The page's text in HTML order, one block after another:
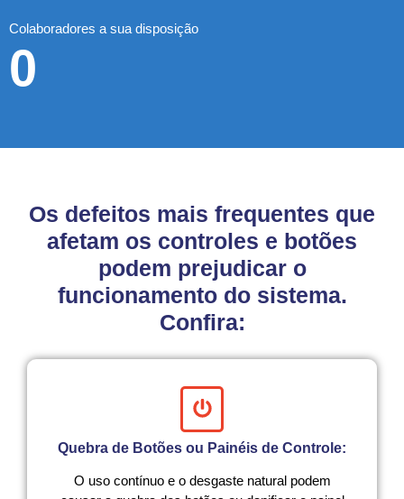
Colaboradores a sua disposição
0
Os defeitos mais frequentes que
afetam os controles e botões
podem prejudicar o
funcionamento do sistema.
Confira:
Quebra de Botões ou Painéis de Controle:
O uso contínuo e o desgaste natural podem